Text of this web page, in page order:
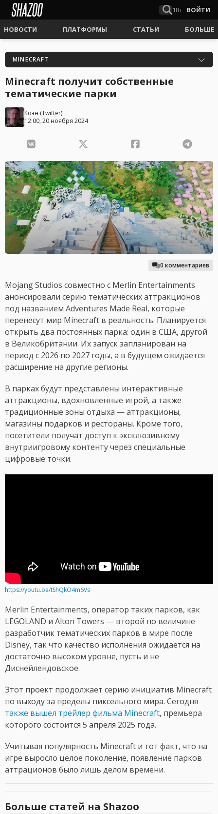
18+ ВОЙТИ
НОВОСТИ ПЛАТФОРМЫ СТАТЬИ БОЛЬШЕ
MINECRAFT
Minecraft получит собственные
тематические парки
Коэн (Twitter)
12:00, 20 ноября 2024
0 комментариев
Mojang Studios совместно с Merlin Entertainments
анонсировали серию тематических аттракционов
под названием Adventures Made Real, которые
перенесут мир Minecraft в реальность. Планируется
открыть два постоянных парка: один в США, другой
в Великобритании. Их запуск запланирован на
период с 2026 по 2027 годы, а в будущем ожидается
расширение на другие регионы.
В парках будут представлены интерактивные
аттракционы, вдохновленные игрой, а также
традиционные зоны отдыха — аттракционы,
магазины подарков и рестораны. Кроме того,
посетители получат доступ к эксклюзивному
внутриигровому контенту через специальные
цифровые точки.
https://youtu.be/tShQkO4m6Vs
Merlin Entertainments, оператор таких парков, как
LEGOLAND и Alton Towers — второй по величине
разработчик тематических парков в мире после
Disney, так что качество исполнения ожидается на
достаточно высоком уровне, пусть и не
Диснейлендовское.
Этот проект продолжает серию инициатив Minecraft
по выходу за пределы пиксельного мира. Сегодня
также вышел трейлер фильма Minecraft, премьера
которого состоится 5 апреля 2025 года.
Учитывая популярность Minecraft и тот факт, что на
игре выросло целое поколение, появление парков
аттрационов было лишь делом времени.
Больше статей на Shazoo